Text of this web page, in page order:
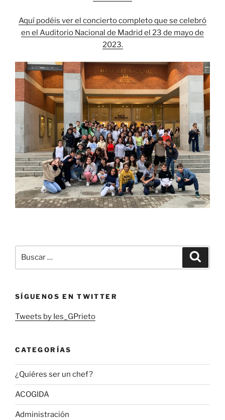
Aquí podéis ver el concierto completo que se celebró
en el Auditorio Nacional de Madrid el 23 de mayo de
2023.
por:
SÍGUENOS EN TWITTER
Tweets by Ies_GPrieto
CATEGORÍAS
¿Quiéres ser un chef?
ACOGIDA
Administración